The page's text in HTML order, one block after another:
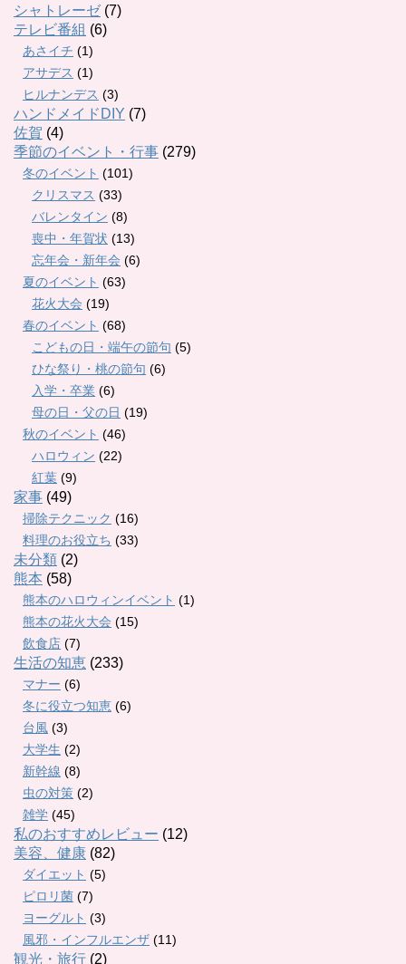
シャトレーゼ(7)
テレビ番組 (6)
あさイチ (1)
アサデス (1)
ヒルナンデス (3)
ハンドメイドDIY (7)
佐賀 (4)
季節のイベント・行事 (279)
冬のイベント (101)
クリスマス (33)
バレンタイン (8)
喪中・年賀状 (13)
忘年会・新年会 (6)
夏のイベント (63)
花火大会 (19)
春のイベント (68)
こどもの日・端午の節句 (5)
ひな祭り・桃の節句 (6)
入学・卒業 (6)
母の日・父の日 (19)
秋のイベント (46)
ハロウィン (22)
紅葉 (9)
家事 (49)
掃除テクニック (16)
料理のお役立ち (33)
未分類 (2)
熊本 (58)
熊本のハロウィンイベント (1)
熊本の花火大会 (15)
飲食店 (7)
生活の知恵 (233)
マナー (6)
冬に役立つ知恵 (6)
台風 (3)
大学生 (2)
新幹線 (8)
虫の対策 (2)
雑学 (45)
私のおすすめレビュー (12)
美容、健康 (82)
ダイエット (5)
ピロリ菌 (7)
ヨーグルト (3)
風邪・インフルエンザ (11)
観光・旅行 (2)